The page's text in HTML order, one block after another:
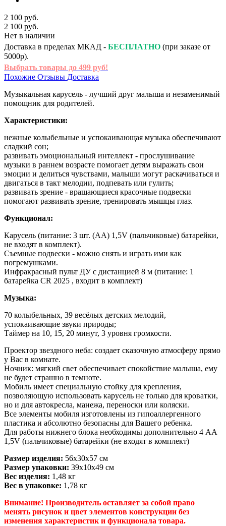
2 100 руб.
2 100 руб.
Нет в наличии
Доставка в пределах МКАД - БЕСПЛАТНО (при заказе от
5000р).
Выбрать товары до 499 руб!
Похожие Отзывы Доставка
Музыкальная карусель - лучший друг малыша и незаменимый
помощник для родителей.
Характеристики:
нежные колыбельные и успокаивающая музыка обеспечивают
сладкий сон;
развивать эмоциональный интеллект - прослушивание
музыки в раннем возрасте помогает детям выражать свои
эмоции и делиться чувствами, малыши могут раскачиваться и
двигаться в такт мелодии, подпевать или гулить;
развивать зрение - вращающиеся красочные подвески
помогают развивать зрение, тренировать мышцы глаз.
Функционал:
Карусель (питание: 3 шт. (АА) 1,5V (пальчиковые) батарейки,
не входят в комплект).
Съемные подвески - можно снять и играть ими как
погремушками.
Инфракрасный пульт ДУ с дистанцией 8 м (питание: 1
батарейка СR 2025 , входит в комплект)
Музыка:
70 колыбельных, 39 весёлых детских мелодий,
успокаивающие звуки природы;
Таймер на 10, 15, 20 минут, 3 уровня громкости.
Проектор звездного неба: создает сказочную атмосферу прямо
у Вас в комнате.
Ночник: мягкий свет обеспечивает спокойствие малыша, ему
не будет страшно в темноте.
Мобиль имеет специальную стойку для крепления,
позволяющую использовать карусель не только для кроватки,
но и для автокресла, манежа, переноски или коляски.
Все элементы мобиля изготовлены из гипоаллергенного
пластика и абсолютно безопасны для Вашего ребенка.
Для работы нижнего блока необходимы дополнительно 4 АА
1,5V (пальчиковые) батарейки (не входят в комплект)
Размер изделия: 56х30х57 см
Размер упаковки: 39х10х49 см
Вес изделия: 1,48 кг
Вес в упаковке: 1,78 кг
Внимание! Производитель оставляет за собой право
менять рисунок и цвет элементов конструкции без
изменения характеристик и функционала товара.